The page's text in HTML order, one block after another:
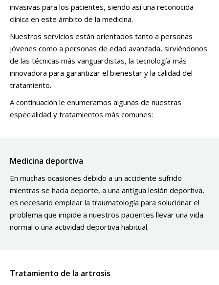
invasivas para los pacientes, siendo así una reconocida
clínica en este ámbito de la medicina.
Nuestros servicios están orientados tanto a personas
jóvenes como a personas de edad avanzada, sirviéndonos
de las técnicas más vanguardistas, la tecnología más
innovadora para garantizar el bienestar y la calidad del
tratamiento.
A continuación le enumeramos algunas de nuestras
especialidad y tratamientos más comunes:
Medicina deportiva
En muchas ocasiones debido a un accidente sufrido
mientras se hacía deporte, a una antigua lesión deportiva,
es necesario emplear la traumatología para solucionar el
problema que impide a nuestros pacientes llevar una vida
normal o una actividad deportiva habitual.
Tratamiento de la artrosis